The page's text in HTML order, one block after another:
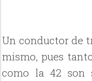
Un conductor de
mismo, pues
como la 42 son